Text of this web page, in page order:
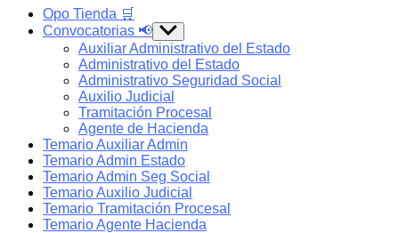
Opo Tienda 🛒
Convocatorias 📢 Show
sub
menu
Auxiliar Administrativo del Estado
Administrativo del Estado
Administrativo Seguridad Social
Auxilio Judicial
Tramitación Procesal
Agente de Hacienda
Temario Auxiliar Admin
Temario Admin Estado
Temario Admin Seg Social
Temario Auxilio Judicial
Temario Tramitación Procesal
Temario Agente Hacienda